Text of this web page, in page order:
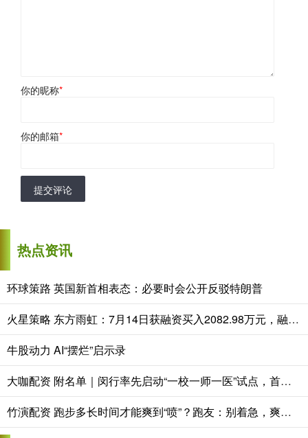
你的昵称*
你的邮箱*
提交评论
热点资讯
环球策路 英国新首相表态：必要时会公开反驳特朗普
火星策略 东方雨虹：7月14日获融资买入2082.98万元，融资余额连续3天增加，市场人气旺盛属强势市场
牛股动力 AI“摆烂”启示录
大咖配资 附名单｜闵行率先启动“一校一师一医”试点，首批14家校园心理健康驿站落成
竹演配资 跑步多长时间才能爽到“喷”？跑友：别着急，爽是需要时间的…